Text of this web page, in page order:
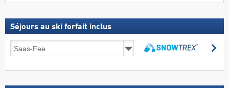
Séjours au ski forfait inclus
au
forfait